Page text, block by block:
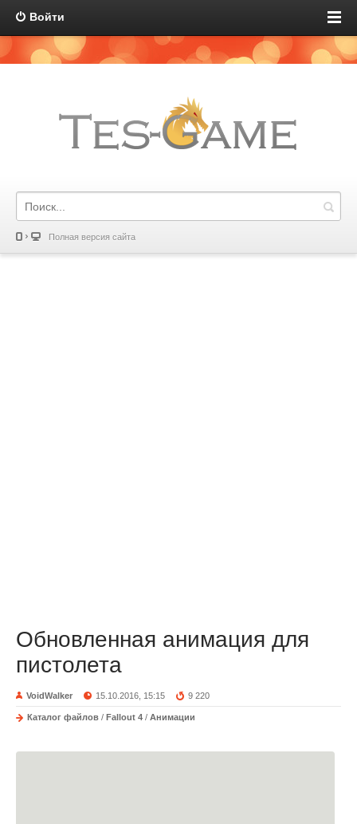
Войти
Полная версия сайта
Обновленная анимация для
пистолета
VoidWalker 15.10.2016, 15:15 9 220
Каталог файлов / Fallout 4 / Анимации